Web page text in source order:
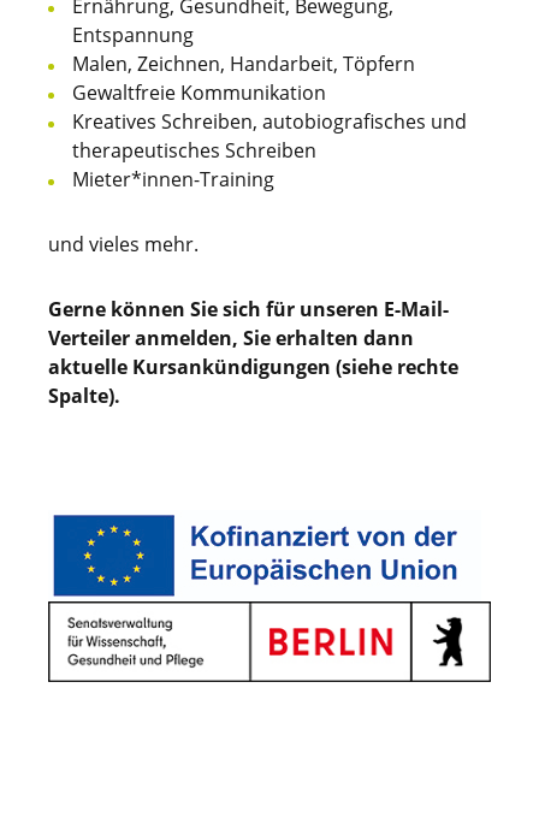
Ernährung, Gesundheit, Bewegung,
Entspannung
Malen, Zeichnen, Handarbeit, Töpfern
Gewaltfreie Kommunikation
Kreatives Schreiben, autobiografisches und
therapeutisches Schreiben
Mieter*innen-Training
und vieles mehr.
Gerne können Sie sich für unseren E-Mail-
Verteiler anmelden, Sie erhalten dann
aktuelle Kursankündigungen (siehe rechte
Spalte).